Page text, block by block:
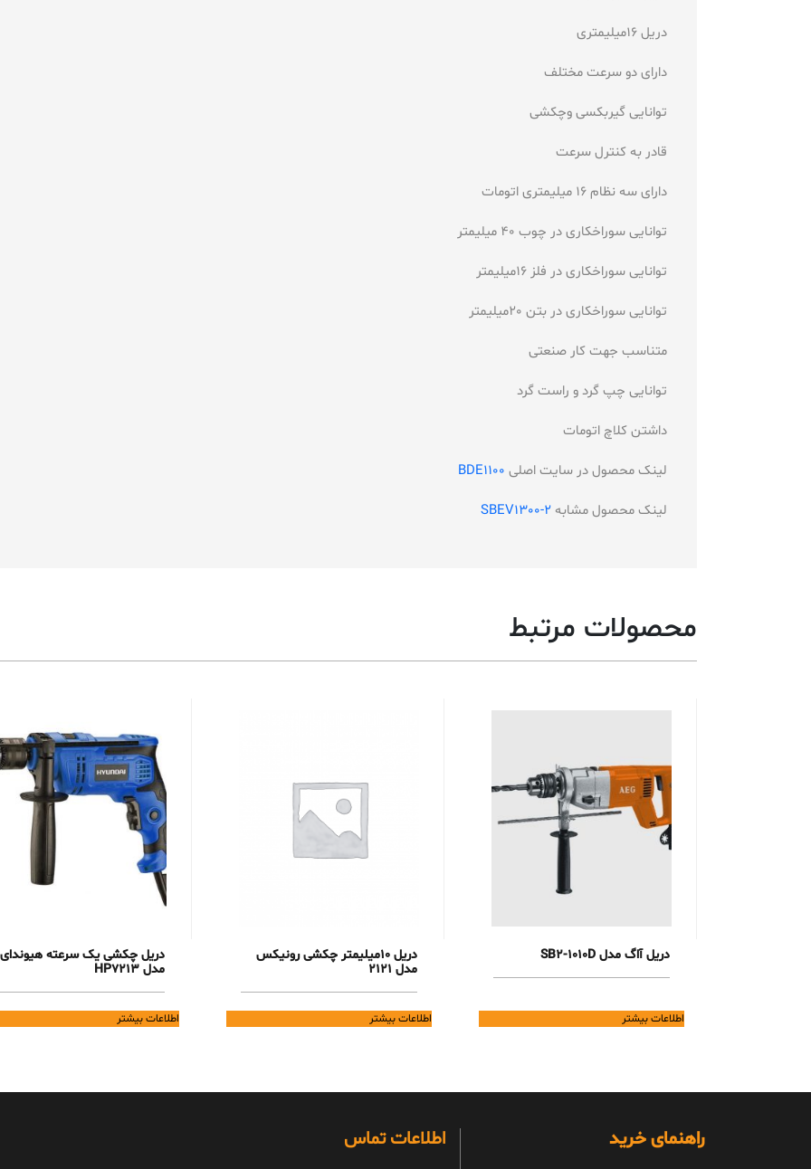
دریل 16میلیمتری
دارای دو سرعت مختلف
توانایی گیربکسی وچکشی
قادر به کنترل سرعت
دارای سه نظام 16 میلیمتری اتومات
توانایی سوراخکاری در چوب 40 میلیمتر
توانایی سوراخکاری در فلز 16میلیمتر
توانایی سوراخکاری در بتن 20میلیمتر
متناسب جهت کار صنعتی
توانایی چپ گرد و راست گرد
داشتن کلاچ اتومات
لینک محصول در سایت اصلی BDE1100
لینک محصول مشابهSBEV1300-2
محصولات مرتبط
دریل آاگ مدل SB2-1010D
اطلاعات بیشتر
دریل 10میلیمتر چکشی رونیکس
مدل 2121
اطلاعات بیشتر
دریل چکشی یک سرعته هیوندای
مدل HP7213
اطلاعات بیشتر
راهنمای خرید اطلاعات تماس